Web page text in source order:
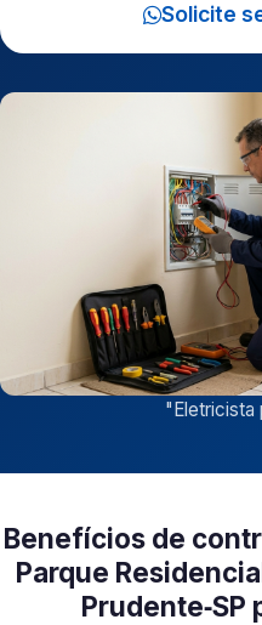
Solicite
"Eletricista
Benefícios de
Parque
Prudente‑SP